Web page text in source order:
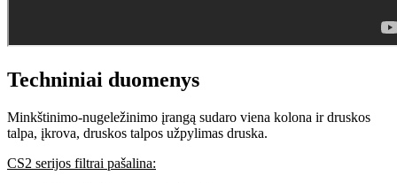
Techniniai duomenys
Minkštinimo-nugeležinimo įrangą sudaro viena kolona ir druskos
talpa, įkrova, druskos talpos užpylimas druska.
CS2 serijos filtrai pašalina: